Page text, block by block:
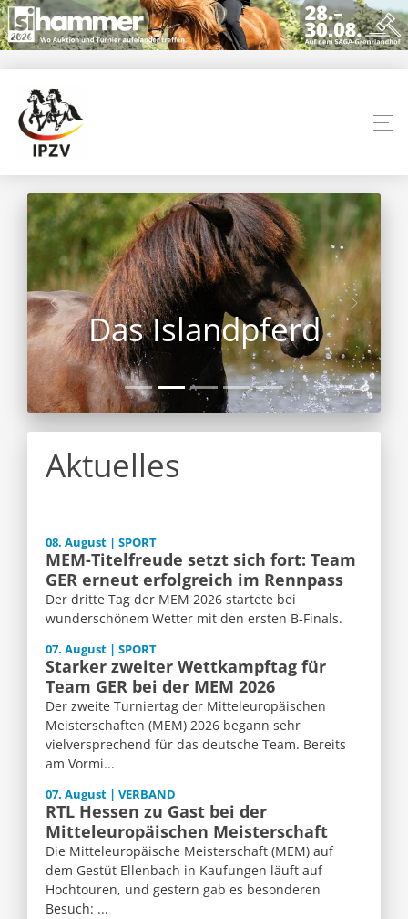
Das Islandpferd
Aktuelles
08. August | SPORT
MEM-Titelfreude setzt sich fort: Team
GER erneut erfolgreich im Rennpass
Der dritte Tag der MEM 2026 startete bei
wunderschönem Wetter mit den ersten B-Finals.
07. August | SPORT
Starker zweiter Wettkampftag für
Team GER bei der MEM 2026
Der zweite Turniertag der Mitteleuropäischen
Meisterschaften (MEM) 2026 begann sehr
vielversprechend für das deutsche Team. Bereits
am Vormi...
07. August | VERBAND
RTL Hessen zu Gast bei der
Mitteleuropäischen Meisterschaft
Die Mitteleuropäische Meisterschaft (MEM) auf
dem Gestüt Ellenbach in Kaufungen läuft auf
Hochtouren, und gestern gab es besonderen
Besuch: ...